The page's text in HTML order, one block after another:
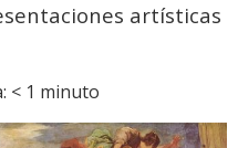
artísticas
< 1 minuto